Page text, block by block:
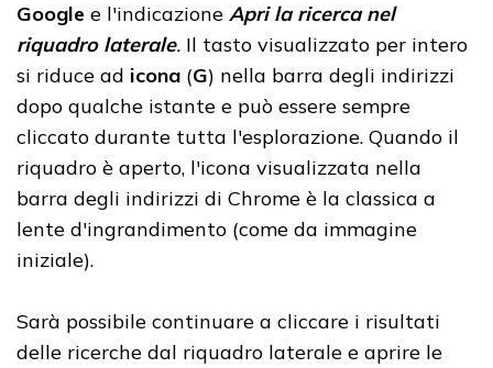
Google e l'indicazione Apri la ricerca nel
riquadro laterale. Il tasto visualizzato per intero
si riduce ad icona (G) nella barra degli indirizzi
dopo qualche istante e può essere sempre
cliccato durante tutta l'esplorazione. Quando il
riquadro è aperto, l'icona visualizzata nella
barra degli indirizzi di Chrome è la classica a
lente d'ingrandimento (come da immagine
iniziale).
Sarà possibile continuare a cliccare i risultati
delle ricerche dal riquadro laterale e aprire le